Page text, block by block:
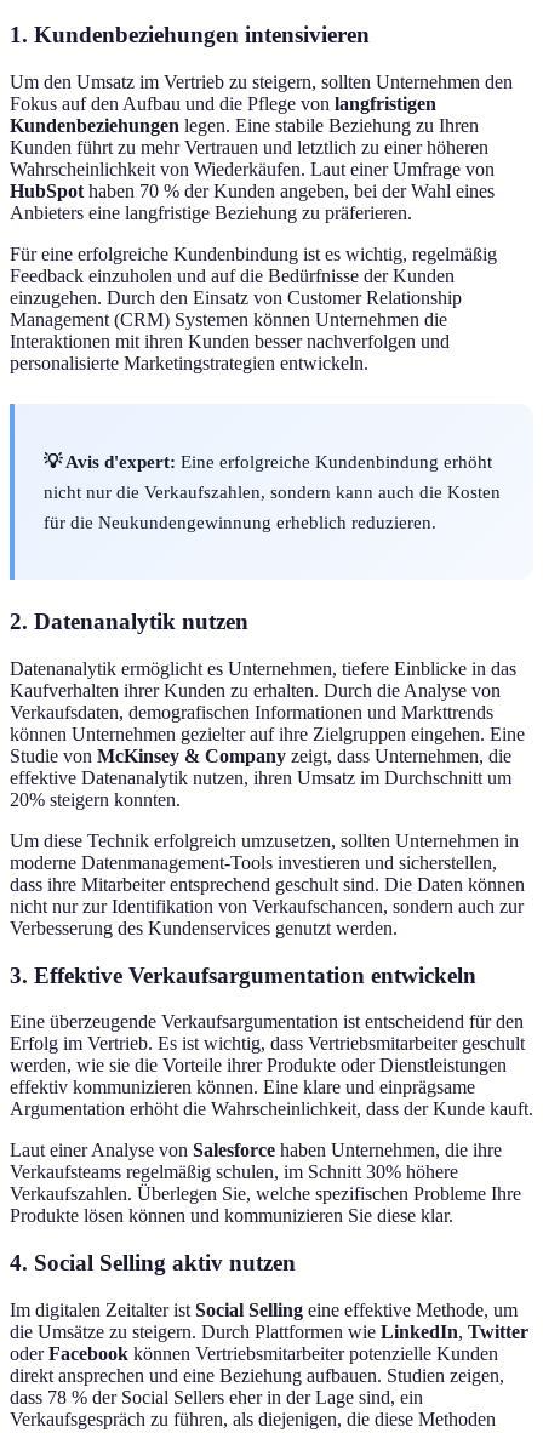
1. Kundenbeziehungen intensivieren
Um den Umsatz im Vertrieb zu steigern, sollten Unternehmen den
Fokus auf den Aufbau und die Pflege von langfristigen
Kundenbeziehungen legen. Eine stabile Beziehung zu Ihren
Kunden führt zu mehr Vertrauen und letztlich zu einer höheren
Wahrscheinlichkeit von Wiederkäufen. Laut einer Umfrage von
HubSpot haben 70 % der Kunden angeben, bei der Wahl eines
Anbieters eine langfristige Beziehung zu präferieren.
Für eine erfolgreiche Kundenbindung ist es wichtig, regelmäßig
Feedback einzuholen und auf die Bedürfnisse der Kunden
einzugehen. Durch den Einsatz von Customer Relationship
Management (CRM) Systemen können Unternehmen die
Interaktionen mit ihren Kunden besser nachverfolgen und
personalisierte Marketingstrategien entwickeln.
💡 Avis d'expert: Eine erfolgreiche Kundenbindung erhöht
nicht nur die Verkaufszahlen, sondern kann auch die Kosten
für die Neukundengewinnung erheblich reduzieren.
2. Datenanalytik nutzen
Datenanalytik ermöglicht es Unternehmen, tiefere Einblicke in das
Kaufverhalten ihrer Kunden zu erhalten. Durch die Analyse von
Verkaufsdaten, demografischen Informationen und Markttrends
können Unternehmen gezielter auf ihre Zielgruppen eingehen. Eine
Studie von McKinsey & Company zeigt, dass Unternehmen, die
effektive Datenanalytik nutzen, ihren Umsatz im Durchschnitt um
20% steigern konnten.
Um diese Technik erfolgreich umzusetzen, sollten Unternehmen in
moderne Datenmanagement-Tools investieren und sicherstellen,
dass ihre Mitarbeiter entsprechend geschult sind. Die Daten können
nicht nur zur Identifikation von Verkaufschancen, sondern auch zur
Verbesserung des Kundenservices genutzt werden.
3. Effektive Verkaufsargumentation entwickeln
Eine überzeugende Verkaufsargumentation ist entscheidend für den
Erfolg im Vertrieb. Es ist wichtig, dass Vertriebsmitarbeiter geschult
werden, wie sie die Vorteile ihrer Produkte oder Dienstleistungen
effektiv kommunizieren können. Eine klare und einprägsame
Argumentation erhöht die Wahrscheinlichkeit, dass der Kunde kauft.
Laut einer Analyse von Salesforce haben Unternehmen, die ihre
Verkaufsteams regelmäßig schulen, im Schnitt 30% höhere
Verkaufszahlen. Überlegen Sie, welche spezifischen Probleme Ihre
Produkte lösen können und kommunizieren Sie diese klar.
4. Social Selling aktiv nutzen
Im digitalen Zeitalter ist Social Selling eine effektive Methode, um
die Umsätze zu steigern. Durch Plattformen wie LinkedIn, Twitter
oderFacebook können Vertriebsmitarbeiter potenzielle Kunden
direkt ansprechen und eine Beziehung aufbauen. Studien zeigen,
dass 78 % der Social Sellers eher in der Lage sind, ein
Verkaufsgespräch zu führen, als diejenigen, die diese Methoden